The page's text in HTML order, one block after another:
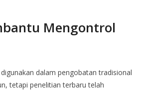
Mengontrol
dalam pengobatan tradisional
tetapi penelitian terbaru telah